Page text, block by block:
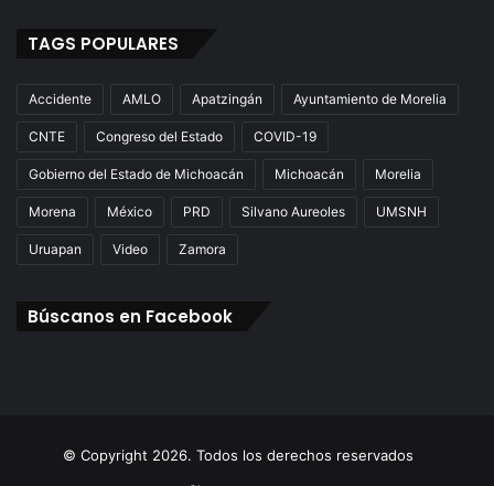
TAGS POPULARES
Accidente AMLO Apatzingán Ayuntamiento de Morelia
CNTE Congreso del Estado COVID-19
Gobierno del Estado de Michoacán Michoacán Morelia
Morena México PRD Silvano Aureoles UMSNH
Uruapan Video Zamora
Búscanos en Facebook
© Copyright 2026. Todos los derechos reservados